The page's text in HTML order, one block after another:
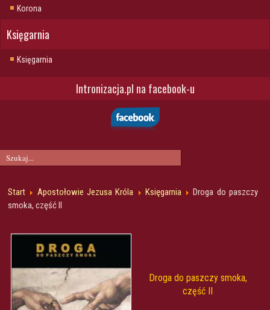
Korona
Księgarnia
Księgarnia
Intronizacja.pl na facebook-u
Start Apostołowie Jezusa Króla Księgarnia
Droga do paszczy
smoka, część II
Droga do paszczy smoka,
część II